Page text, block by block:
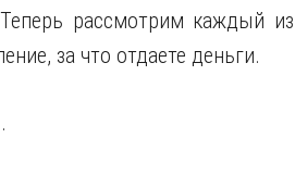
рассмотрим каждый из
за что отдаете деньги.